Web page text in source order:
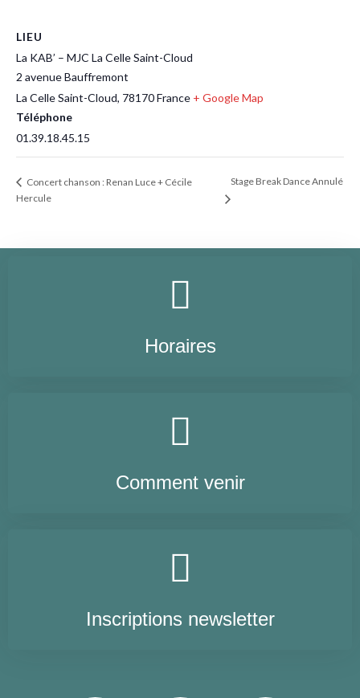
LIEU
La KAB’ – MJC La Celle Saint-Cloud
2 avenue Bauffremont
La Celle Saint-Cloud, 78170France + Google Map
Téléphone
01.39.18.45.15
Concert chanson : Renan Luce + Cécile
Hercule
Stage Break Dance Annulé
Horaires
Comment venir
Inscriptions newsletter